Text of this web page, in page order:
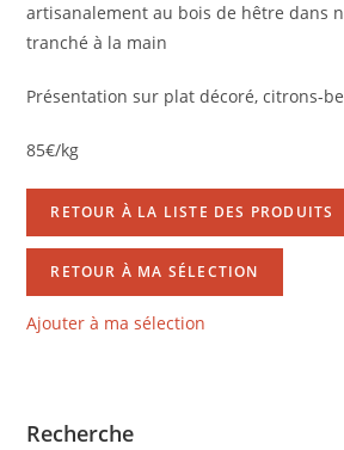
artisanalement au bois de hêtre dans
tranché à la main
Présentation sur plat décoré, citrons-
85€/kg
RETOUR À LA LISTE DES PRODUITS
RETOUR À MA SÉLECTION
Ajouter à ma sélection
Recherche